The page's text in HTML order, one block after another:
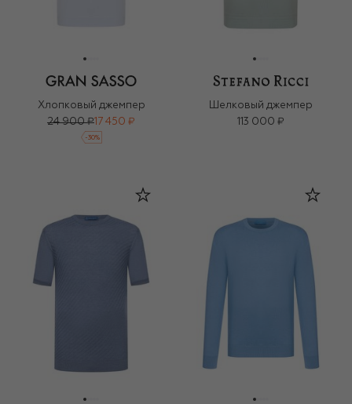
Хлопковый джемпер
24 900 ₽ 17 450 ₽
-30%
Шелковый джемпер
113 000 ₽